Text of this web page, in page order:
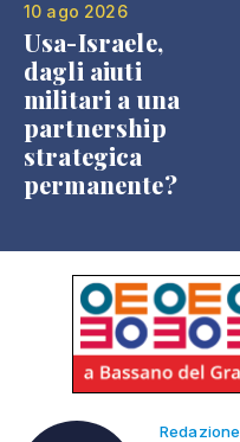
10 ago 2026
Usa-Israele,
dagli aiuti
militari a una
partnership
strategica
permanente?
Redazione